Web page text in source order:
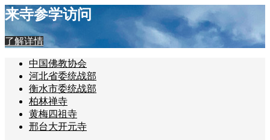
来寺参学访问
了解详情
中国佛教协会
河北省委统战部
衡水市委统战部
柏林禅寺
黄梅四祖寺
邢台大开元寺